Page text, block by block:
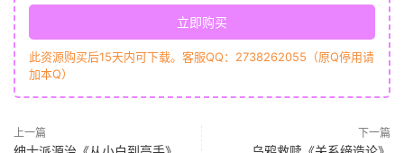
立即购买
此资源购买后15天内可下载。客服QQ：2738262055（原Q停用请
加本Q）
上一篇 下一篇